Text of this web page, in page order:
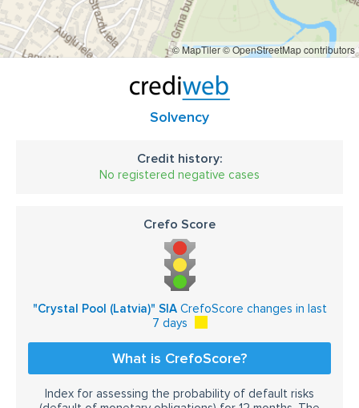
© MapTiler© OpenStreetMap contributors
Solvency
Credit history:
No registered negative cases
Crefo Score
"Crystal Pool (Latvia)" SIACrefoScore changes in last
7 days
What is CrefoScore?
Index for assessing the probability of default risks